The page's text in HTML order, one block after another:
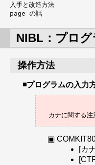
入手と改造方法
NIBL：プロ
操作方法
プログラムの入力
[カ